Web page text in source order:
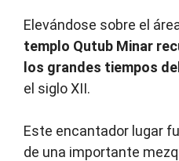
Elevándose sobre el
templo Qutub Minar
los grandes tiempos
el siglo XII.
Este encantador lugar
de una importante